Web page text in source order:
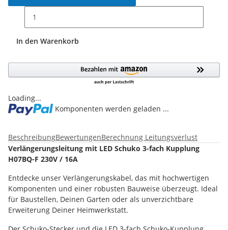
In den Warenkorb
Loading...
Komponenten werden geladen ...
BeschreibungBewertungenBerechnung Leitungsverlust
Verlängerungsleitung mit LED Schuko 3-fach Kupplung
H07BQ-F 230V / 16A
Entdecke unser Verlängerungskabel, das mit hochwertigen
Komponenten und einer robusten Bauweise überzeugt. Ideal
für Baustellen, Deinen Garten oder als unverzichtbare
Erweiterung Deiner Heimwerkstatt.